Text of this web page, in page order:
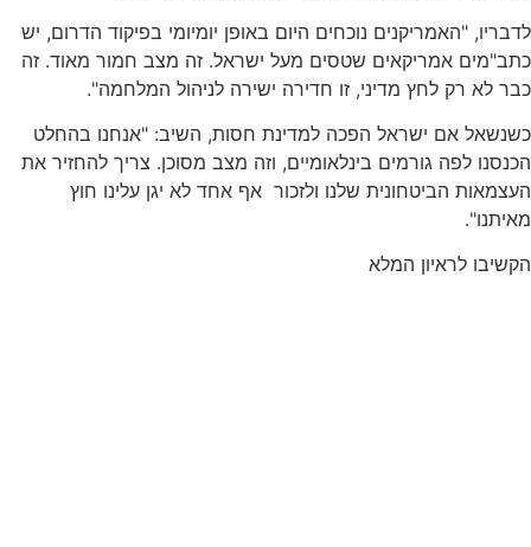
לדבריו, "האמריקנים נוכחים היום באופן יומיומי בפיקוד הדרום, יש
כתב"מים אמריקאים שטסים מעל ישראל. זה מצב חמור מאוד. זה
כבר לא רק לחץ מדיני, זו חדירה ישירה לניהול המלחמה".
כשנשאל אם ישראל הפכה למדינת חסות, השיב: "אנחנו בהחלט
הכנסנו לפה גורמים בינלאומיים, וזה מצב מסוכן. צריך להחזיר את
העצמאות הביטחונית שלנו ולזכור אף אחד לא יגן עלינו חוץ
מאיתנו".
הקשיבו לראיון המלא